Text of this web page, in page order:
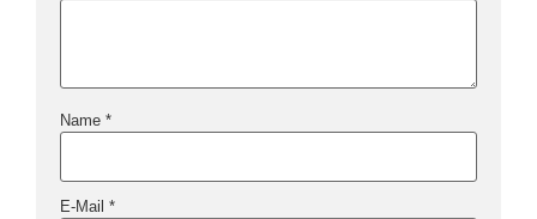
Name *
E-Mail *